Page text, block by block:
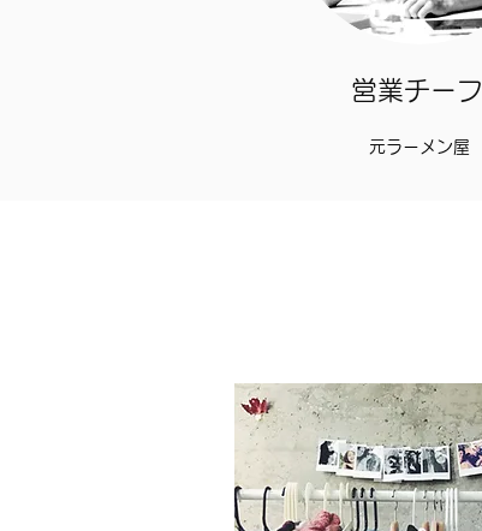
営業チーフ
​元ラーメン屋